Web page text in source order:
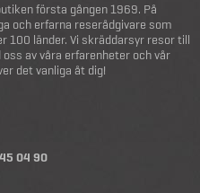
första gången 1969. På
och erfarna reserådgivare som
100 länder. Vi skräddarsyr resor till
av våra erfarenheter och vår
det vanliga åt dig!
04 90